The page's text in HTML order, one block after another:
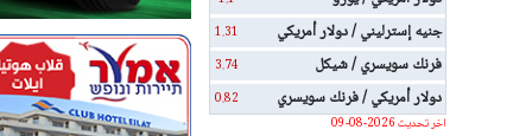
جنيه إسترليني / دولار أمريكي 1.31
فرنك سويسري / شيكل 3.74
دولار أمريكي / فرنك سويسري
0.82
اخر تحديث 2026-08-09